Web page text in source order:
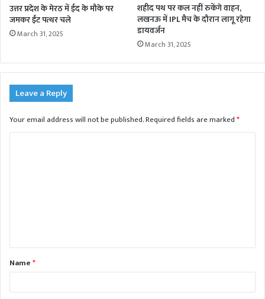
उत्तर प्रदेश के मेरठ में ईद के मौके पर
जमकर ईंट पत्थर चले
March 31, 2025
शहीद पथ पर कल नहीं रुकेंगे वाहन,
लखनऊ में IPL मैच के दौरान लागू रहेगा
डायवर्जन
March 31, 2025
Leave a Reply
Your email address will not be published.Required fields are marked*
t
*Name*